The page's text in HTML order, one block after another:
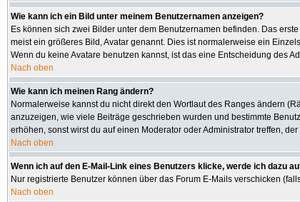
Wie kann ich ein Bild unter meinem Benutzernamen anzeigen?
Es können sich zwei Bilder unter dem Benutzernamen befinden. Das
meist ein größeres Bild, Avatar genannt. Dies ist normalerweise ein
Wenn du keine Avatare benutzen kannst, ist das eine Entscheidung des
Nach oben
Wie kann ich meinen Rang ändern?
Normalerweise kannst du nicht direkt den Wortlaut des Ranges ändern
anzuzeigen, wie viele Beiträge geschrieben wurden und bestimmte
erhöhen, sonst wirst du auf einen Moderator oder Administrator treffen,
Nach oben
Wenn ich auf den E-Mail-Link eines Benutzers klicke, werde ich dazu
Nur registrierte Benutzer können über das Forum E-Mails verschicken
Nach oben